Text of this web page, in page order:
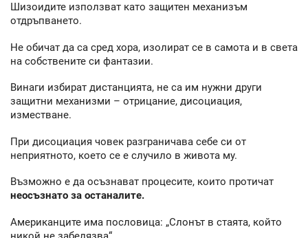
Шизоидите използват като защитен механизъм
отдръпването.
Не обичат да са сред хора, изолират се в самота и в света
на собствените си фантазии.
Винаги избират дистанцията, не са им нужни други
защитни механизми – отрицание, дисоциация,
изместване.
При дисоциация човек разграничава себе си от
неприятното, което се е случило в живота му.
Възможно е да осъзнават процесите, които протичат
неосъзнато за останалите.
Американците има пословица: „Слонът в стаята, който